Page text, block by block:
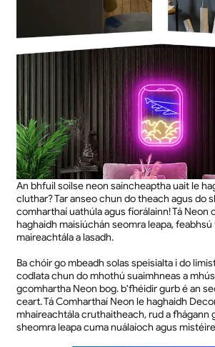
An bhfuil soilse neon saincheaptha uait le
cluthar? Tar anseo chun do theach agus do
comharthaí uathúla agus fíorálainn! Tá Neon
haghaidh maisiúchán seomra leapa, feabhsú
maireachtála a lasadh.
Ba chóir go mbeadh solas speisialta i do
codlata chun do mhothú suaimhneas a
gcomhartha Neon bog. b'fhéidir gurb é an
ceart. Tá Comharthaí Neon le haghaidh
mhaireachtála cruthaitheach, rud a fhágann
sheomra leapa cuma nuálaíoch agus